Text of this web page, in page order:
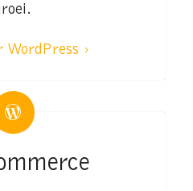
WordPress ›